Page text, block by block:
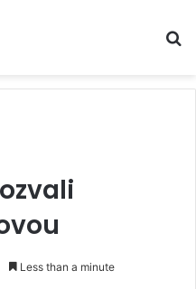
Less than a minute